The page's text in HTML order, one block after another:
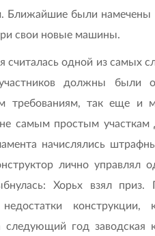
Ближайшие были намечены
свои новые машины.
считалась одной из самых
должны были
требованиям, так еще и
самым простым участкам
начислялись
лично управлял
Хорьх взял приз.
конструкции,
год заводская